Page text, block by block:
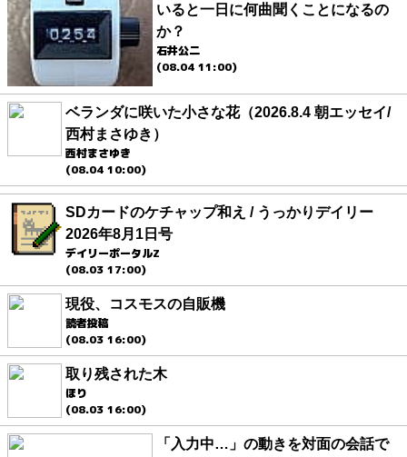
いると一日に何曲聞くことになるの
か？
石井公二
(08.04 11:00)
ベランダに咲いた小さな花（2026.8.4 朝エッセイ/
西村まさゆき）
西村まさゆき
(08.04 10:00)
SDカードのケチャップ和え / うっかりデイリー
2026年8月1日号
デイリーポータルZ
(08.03 17:00)
現役、コスモスの自販機
読者投稿
(08.03 16:00)
取り残された木
ほり
(08.03 16:00)
「入力中…」の動きを対面の会話で